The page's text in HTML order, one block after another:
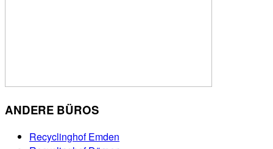
ANDERE BÜROS
Recyclinghof Emden